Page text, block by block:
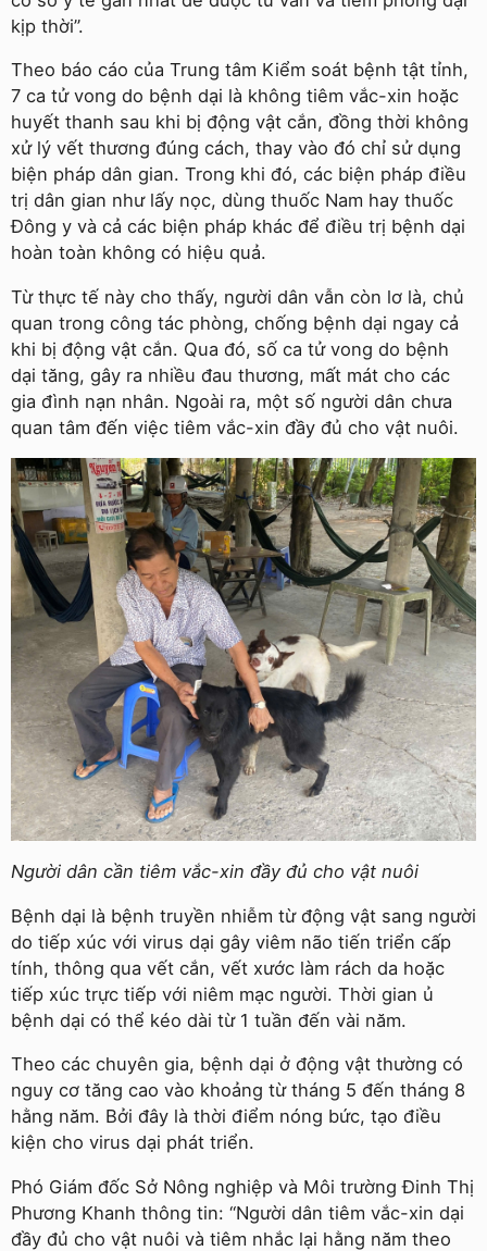
kịp thời”.
Theo báo cáo của Trung tâm Kiểm soát bệnh tật tỉnh,
7 ca tử vong do bệnh dại là không tiêm vắc-xin hoặc
huyết thanh sau khi bị động vật cắn, đồng thời không
xử lý vết thương đúng cách, thay vào đó chỉ sử dụng
biện pháp dân gian. Trong khi đó, các biện pháp điều
trị dân gian như lấy nọc, dùng thuốc Nam hay thuốc
Đông y và cả các biện pháp khác để điều trị bệnh dại
hoàn toàn không có hiệu quả.
Từ thực tế này cho thấy, người dân vẫn còn lơ là, chủ
quan trong công tác phòng, chống bệnh dại ngay cả
khi bị động vật cắn. Qua đó, số ca tử vong do bệnh
dại tăng, gây ra nhiều đau thương, mất mát cho các
gia đình nạn nhân. Ngoài ra, một số người dân chưa
quan tâm đến việc tiêm vắc-xin đầy đủ cho vật nuôi.
Người dân cần tiêm vắc-xin đầy đủ cho vật nuôi
Bệnh dại là bệnh truyền nhiễm từ động vật sang người
do tiếp xúc với virus dại gây viêm não tiến triển cấp
tính, thông qua vết cắn, vết xước làm rách da hoặc
tiếp xúc trực tiếp với niêm mạc người. Thời gian ủ
bệnh dại có thể kéo dài từ 1 tuần đến vài năm.
Theo các chuyên gia, bệnh dại ở động vật thường có
nguy cơ tăng cao vào khoảng từ tháng 5 đến tháng 8
hằng năm. Bởi đây là thời điểm nóng bức, tạo điều
kiện cho virus dại phát triển.
Phó Giám đốc Sở Nông nghiệp và Môi trường Đinh Thị
Phương Khanh thông tin: “Người dân tiêm vắc-xin dại
đầy đủ cho vật nuôi và tiêm nhắc lại hằng năm theo